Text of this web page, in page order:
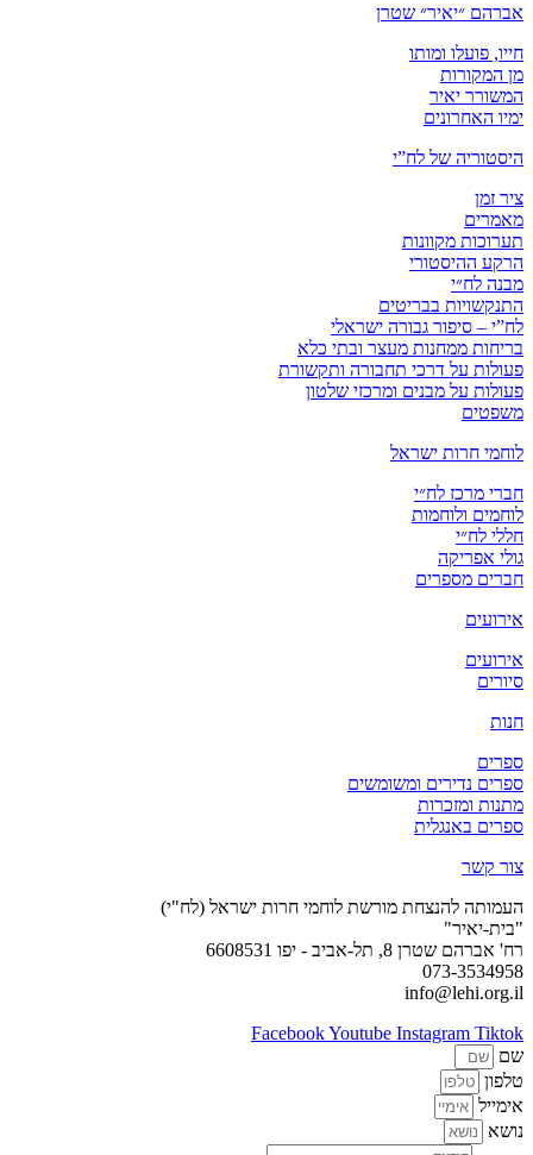
אברהם ״יאיר״ שטרן
חייו, פועלו ומותו
מן המקורות
המשורר יאיר
ימיו האחרונים
היסטוריה של לח”י
ציר זמן
מאמרים
תערוכות מקוונות
הרקע ההיסטורי
מבנה לח״י
התנקשויות בבריטים
לח”י – סיפור גבורה ישראלי
בריחות ממחנות מעצר ובתי כלא
פעולות על דרכי תחבורה ותקשורת
פעולות על מבנים ומרכזי שלטון
משפטים
לוחמי חרות ישראל
חברי מרכז לח״י
לוחמים ולוחמות
חללי לח״י
גולי אפריקה
חברים מספרים
אירועים
אירועים
סיורים
חנות
ספרים
ספרים נדירים ומשומשים
מתנות ומזכרות
ספרים באנגלית
צור קשר
העמותה להנצחת מורשת לוחמי חרות ישראל (לח"י)
"בית-יאיר"
רח' אברהם שטרן 8, תל-אביב - יפו 6608531
073-3534958
info@lehi.org.il
FacebookYoutube Instagram Tiktok
שם
טלפון
אימייל
נושא